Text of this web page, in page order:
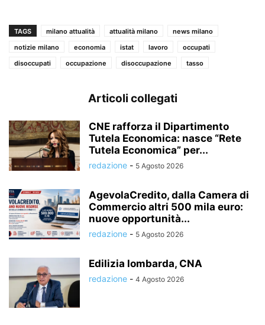
TAGS milano attualità attualità milano
news milano
notizie milano
economia istat lavoro
occupati
disoccupati
occupazione disoccupazione tasso
Articoli collegati
CNE rafforza il Dipartimento
Tutela Economica: nasce “Rete
Tutela Economica” per...
redazione - 5 Agosto 2026
AgevolaCredito, dalla Camera di
Commercio altri 500 mila euro:
nuove opportunità...
redazione - 5 Agosto 2026
Edilizia lombarda, CNA
redazione - 4 Agosto 2026